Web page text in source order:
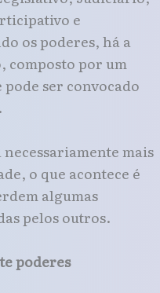
e
os poderes, há a
composto por um
ser convocado
mais
o que acontece é
algumas
pelos outros.
poderes